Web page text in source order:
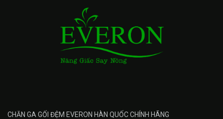
CHĂN GA GỐI ĐỆM EVERON HÀN QUỐC CHÍNH HÃNG